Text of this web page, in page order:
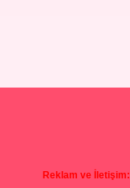
Reklam ve İletişim: